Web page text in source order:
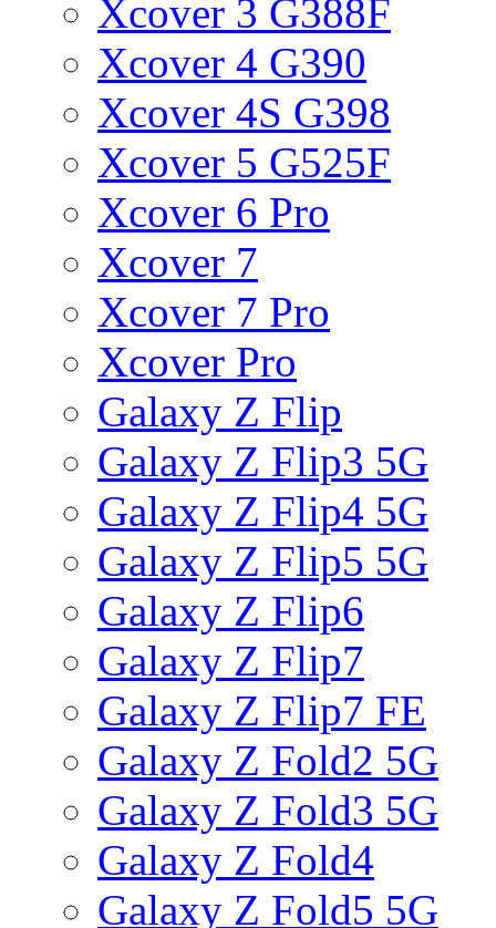
Xcover 3 G388F
Xcover 4 G390
Xcover 4S G398
Xcover 5 G525F
Xcover 6 Pro
Xcover 7
Xcover 7 Pro
Xcover Pro
Galaxy Z Flip
Galaxy Z Flip3 5G
Galaxy Z Flip4 5G
Galaxy Z Flip5 5G
Galaxy Z Flip6
Galaxy Z Flip7
Galaxy Z Flip7 FE
Galaxy Z Fold2 5G
Galaxy Z Fold3 5G
Galaxy Z Fold4
Galaxy Z Fold5 5G